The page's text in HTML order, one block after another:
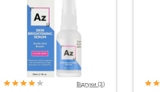
Відгуки (3)